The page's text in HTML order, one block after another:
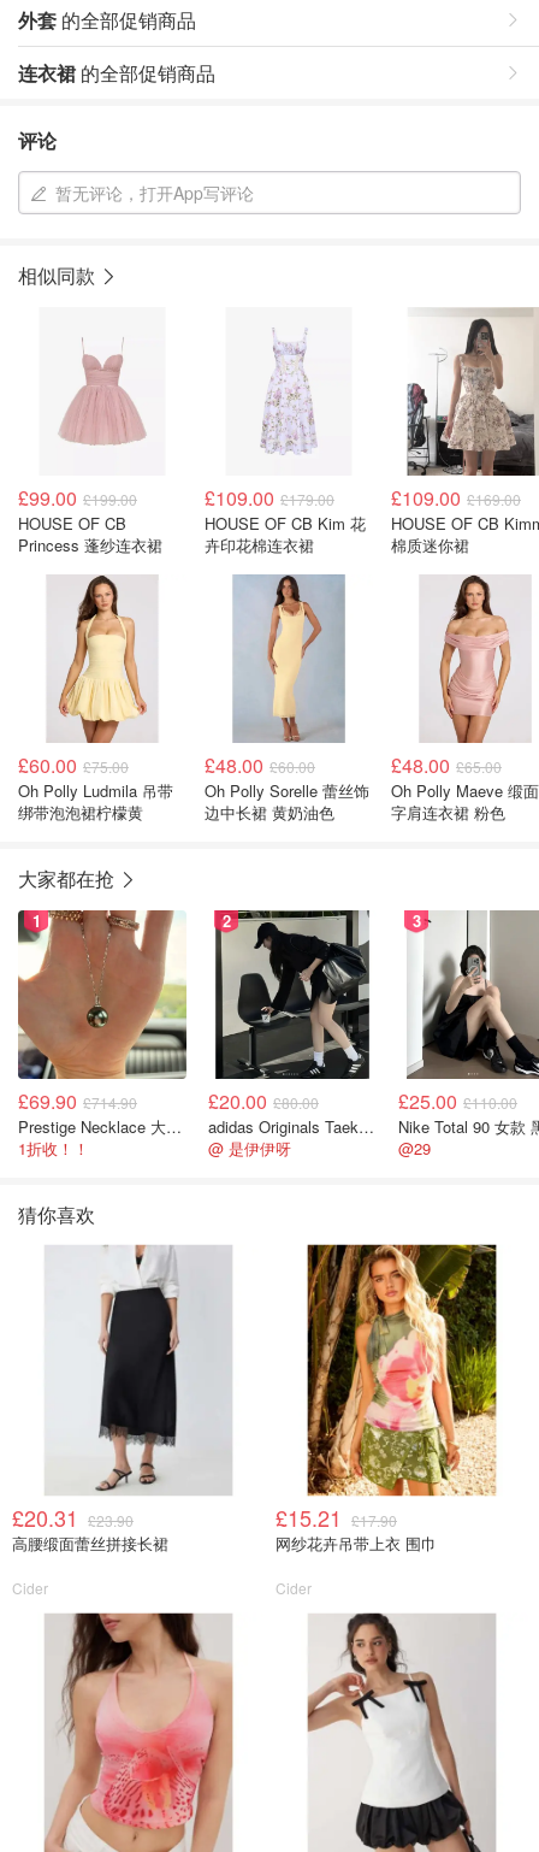
外套 的全部促销商品
连衣裙 的全部促销商品
评论
暂无评论，打开App写评论
相似同款
£99.00 £199.00
HOUSE OF CB
Princess 蓬纱连衣裙
£109.00 £179.00
HOUSE OF CB Kim 花
卉印花棉连衣裙
£109.00 £169.00
HOUSE OF CB
棉质迷你裙
£60.00 £75.00
Oh Polly Ludmila 吊带
绑带泡泡裙柠檬黄
£48.00 £60.00
Oh Polly Sorelle 蕾丝饰
边中长裙 黄奶油色
£48.00 £65.00
Oh Polly Maeve 缎
字肩连衣裙 粉色
大家都在抢
1
£69.90 £714.90
Prestige Necklace 大溪地珍珠项链 10-11mm
1折收！！
2
£20.00 £80.00
adidas Originals Taekwondo 女款黑色运动鞋
@ 是伊伊呀
3
£25.00 £110.00
Nike Total 90 女款
@29
猜你喜欢
£20.31 £23.90
高腰缎面蕾丝拼接长裙
Cider
£15.21 £17.90
网纱花卉吊带上衣 围巾
Cider